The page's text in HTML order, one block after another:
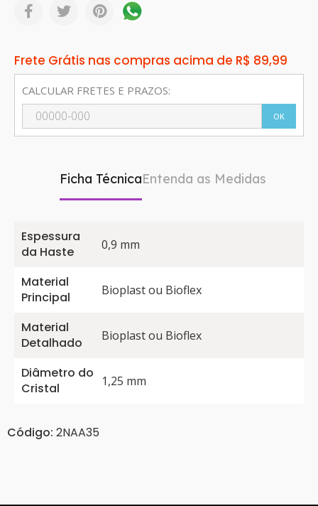
Frete Grátis nas compras acima de R$ 89,99
CALCULAR FRETES E PRAZOS:
OK
Ficha TécnicaEntenda as Medidas
Espessura
da Haste
0,9 mm
Material
Principal
Bioplast ou Bioflex
Material
Detalhado
Bioplast ou Bioflex
Diâmetro do
Cristal
1,25 mm
Código: 2NAA35